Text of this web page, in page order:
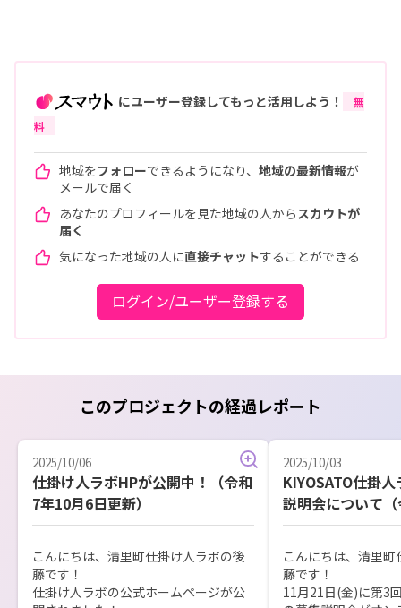
にユーザー登録してもっと活用しよう！
無
料
地域をフォローできるようになり、 地域の最新情報が
メールで届く
あなたのプロフィールを見た地域の人から スカウトが
届く
気になった地域の人に直接チャットすることができる
ログイン/ユーザー登録する
このプロジェクトの経過レポート
2025/10/06
仕掛け人ラボHPが公開中！（令和
7年10月6日更新）
こんにちは、清里町仕掛け人ラボの後
藤です！
仕掛け人ラボの公式ホームページが公
2025/10/03
KIYOSATO仕掛
説明会について
更新）
こんにちは、清里
藤です！
11月21日(金)に第3